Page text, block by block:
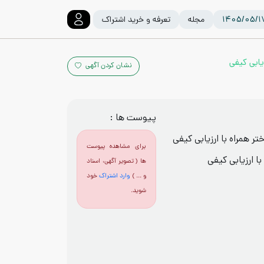
مجله تعرفه و خرید اشتراک
کیفی نشان کردن آگهی
همراه با ارزیابی کیفی
ارزیابی کیفی
پیوست ها :
برای مشاهده پیوست
ها ( تصویر آگهی، اسناد
و ... ) وارد اشتراکخود
شوید.